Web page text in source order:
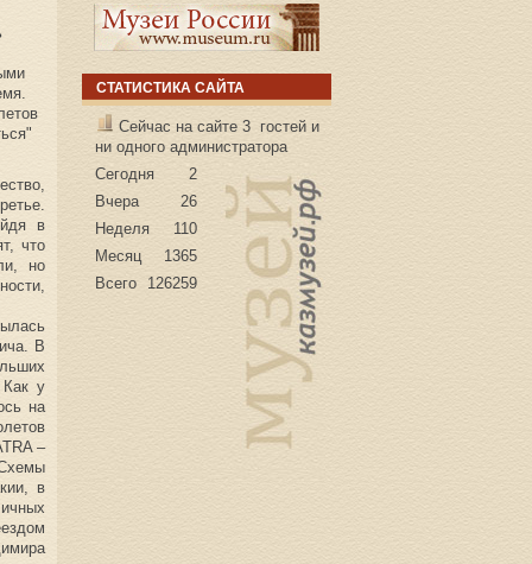
в
что
но
В
Как у
на
–
в
СТАТИСТИКА САЙТА
Сейчас на сайте 3 гостей и
ни одного администратора
Сегодня
2
Вчера
26
Неделя
110
Месяц
1365
Всего
126259